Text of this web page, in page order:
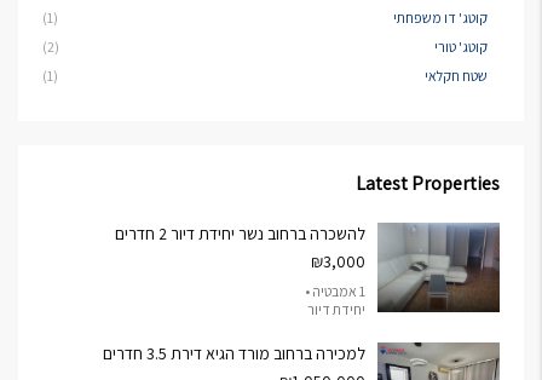
קוטג' דו משפחתי
(1)
קוטג' טורי
(2)
שטח חקלאי
(1)
Latest Properties
להשכרה ברחוב נשר יחידת דיור 2 חדרים
₪3,000
1 אמבטיה •
יחידת דיור
למכירה ברחוב מורד הגיא דירת 3.5 חדרים